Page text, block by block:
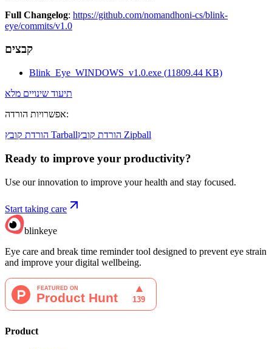
Full Changelog: https://github.com/nomandhoni-cs/blink-
eye/commits/v1.0
קבצים
Blink_Eye_WINDOWS_v1.0.exe (11809.44 KB)
תיעוד שינויים מלא
אפשרויות הורדה:
הורדת קובץ Tarball
הורדת קובץ Zipball
Ready to improve your productivity?
Use our innovation to improve your health and stay focused.
Start taking care
blinkeye
Eye care and break time reminder tool designed to prevent eye strain
and improve your digital wellbeing.
Product